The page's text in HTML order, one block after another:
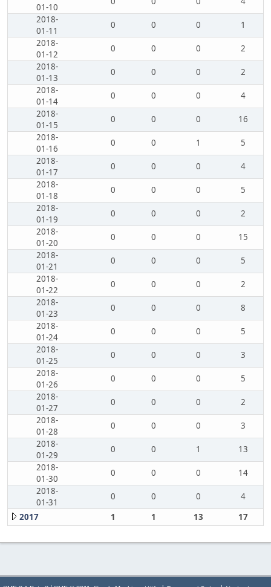
01-10
2018-
01-11
0 0 0
1
2018-
01-12
0 0 0
2
2018-
01-13
0 0 0
2
2018-
01-14
0 0 0
4
2018-
01-15
0 0 0
16
2018-
01-16
0 0 1
5
2018-
01-17
0 0 0
4
2018-
01-18
0 0 0
5
2018-
01-19
0 0 0
2
2018-
01-20
0 0 0
15
2018-
01-21
0 0 0
5
2018-
01-22
0 0 0
2
2018-
01-23
0 0 0
8
2018-
01-24
0 0 0
5
2018-
01-25
0 0 0
3
2018-
01-26
0 0 0
5
2018-
01-27
0 0 0
2
2018-
01-28
0 0 0
3
2018-
01-29
0 0 1
13
2018-
01-30
0 0 0
14
2018-
01-31
0 0 0
4
2017
1 1 13 17